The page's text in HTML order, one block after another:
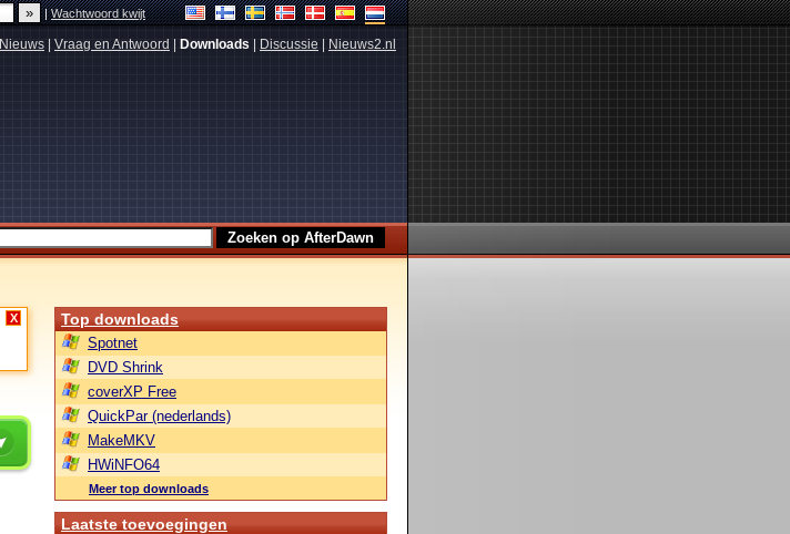
|Wachtwoord kwijt
Nieuws Vraag en Antwoord Downloads Discussie Nieuws2.nl
X Top downloads
Spotnet
DVD Shrink
coverXP Free
QuickPar (nederlands)
MakeMKV
HWiNFO64
Meer top downloads
Laatste toevoegingen